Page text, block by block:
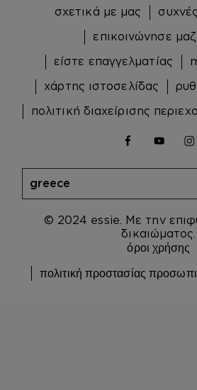
© 2024 essie. Με την
δικαιώματος.
όροι χρήσης
πολιτική προστασίας
σχετικά με μας
επικοινώνησε
είστε επαγγελματίας
χάρτης ιστοσελίδας
πολιτική διαχείρισης
facebook